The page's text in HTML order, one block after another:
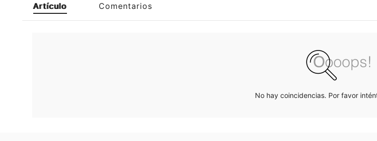
Artículo Comentarios
No hay coincidencias. Por favor